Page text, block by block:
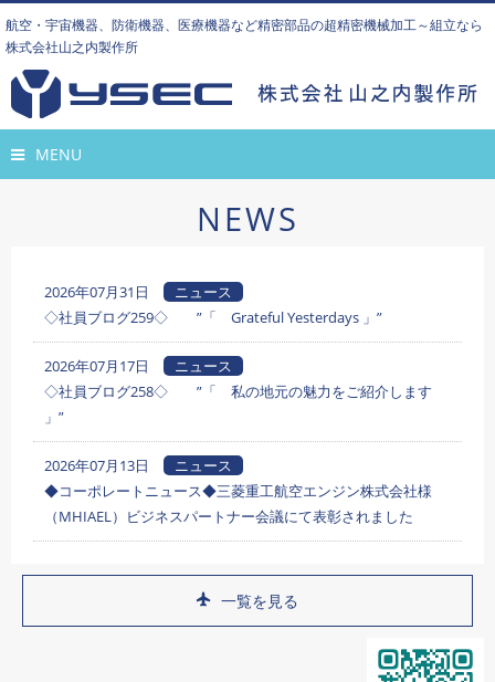
航空・宇宙機器、防衛機器、医療機器など精密部品の超精密機械加工～組立なら
株式会社山之内製作所
MENU
NEWS
2026年07月31日
ニュース
◇社員ブログ259◇ ”「 Grateful Yesterdays 」”
2026年07月17日
ニュース
◇社員ブログ258◇ ”「 私の地元の魅力をご紹介します
」”
2026年07月13日
ニュース
◆コーポレートニュース◆三菱重工航空エンジン株式会社様
（MHIAEL）ビジネスパートナー会議にて表彰されました
一覧を見る